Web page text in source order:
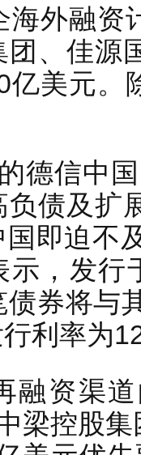
海外融资
、佳源
亿美元。
德信中
债及扩
即迫不
示，发行
券将与
利率为
融资渠
梁控股